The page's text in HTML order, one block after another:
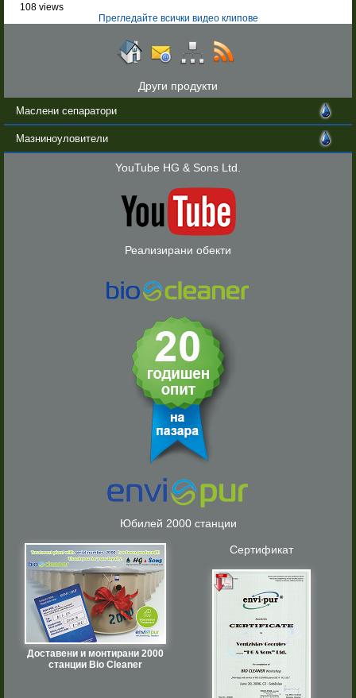
108 views
Прегледайте всички видео клипове
Други продукти
Маслени сепаратори
Мазниноуловители
YouTube HG & Sons Ltd.
Реализирани обекти
Юбилей 2000 станции
Доставени и монтирани 2000
станции Bio Cleaner
Сертификат